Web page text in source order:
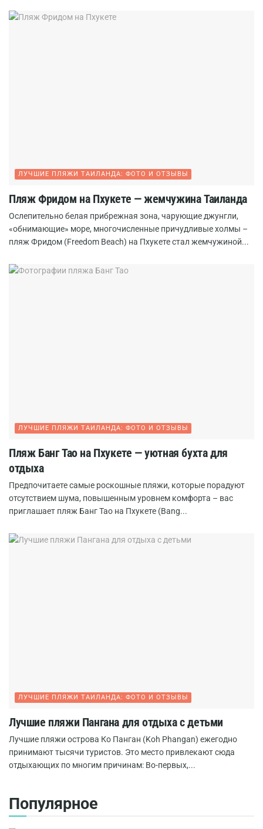
ЛУЧШИЕ ПЛЯЖИ ТАИЛАНДА: ФОТО И ОТЗЫВЫ
Пляж Фридом на Пхукете — жемчужина Таиланда
Ослепительно белая прибрежная зона, чарующие джунгли,
«обнимающие» море, многочисленные причудливые холмы –
пляж Фридом (Freedom Beach) на Пхукете стал жемчужиной...
ЛУЧШИЕ ПЛЯЖИ ТАИЛАНДА: ФОТО И ОТЗЫВЫ
Пляж Банг Тао на Пхукете — уютная бухта для
отдыха
Предпочитаете самые роскошные пляжи, которые порадуют
отсутствием шума, повышенным уровнем комфорта – вас
приглашает пляж Банг Тао на Пхукете (Bang...
ЛУЧШИЕ ПЛЯЖИ ТАИЛАНДА: ФОТО И ОТЗЫВЫ
Лучшие пляжи Пангана для отдыха с детьми
Лучшие пляжи острова Ко Панган (Koh Phangan) ежегодно
принимают тысячи туристов. Это место привлекают сюда
отдыхающих по многим причинам: Во-первых,...
Популярное